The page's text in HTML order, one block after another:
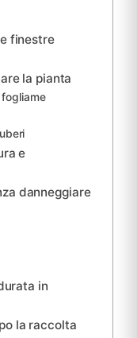
finestre
la pianta
e
danneggiare
in
la raccolta